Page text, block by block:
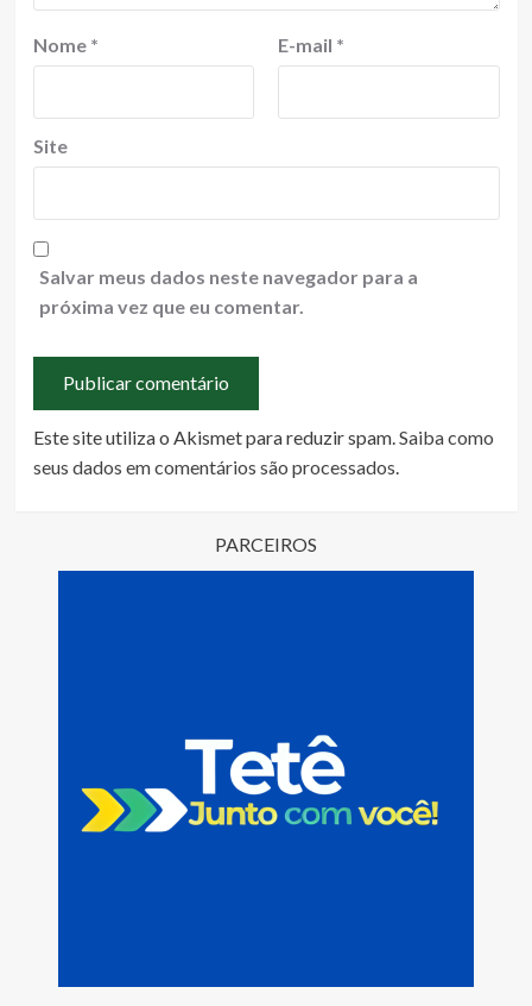
Nome * E-mail *
Site
Salvar meus dados neste navegador para a
próxima vez que eu comentar.
Este site utiliza o Akismet para reduzir spam. Saiba como
seus dados em comentários são processados
PARCEIROS